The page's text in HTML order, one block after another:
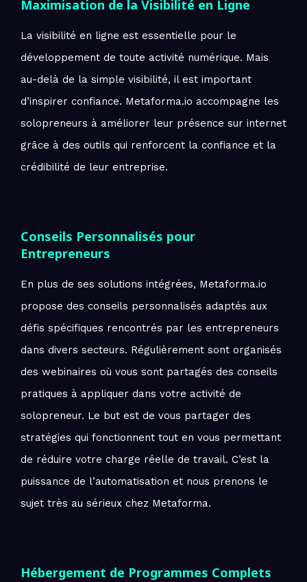
Maximisation de la Visibilité en Ligne
La visibilité en ligne est essentielle pour le
développement de toute activité numérique. Mais
au-delà de la simple visibilité, il est important
d’inspirer confiance. Metaforma.io accompagne les
solopreneurs à améliorer leur présence sur internet
grâce à des outils qui renforcent la confiance et la
crédibilité de leur entreprise.
Conseils Personnalisés pour
Entrepreneurs
En plus de ses solutions intégrées, Metaforma.io
propose des conseils personnalisés adaptés aux
défis spécifiques rencontrés par les entrepreneurs
dans divers secteurs. Régulièrement sont organisés
des webinaires où vous sont partagés des conseils
pratiques à appliquer dans votre activité de
solopreneur. Le but est de vous partager des
stratégies qui fonctionnent tout en vous permettant
de réduire votre charge réelle de travail. C’est la
puissance de l’automatisation et nous prenons le
sujet très au sérieux chez Metaforma.
Hébergement de Programmes Complets